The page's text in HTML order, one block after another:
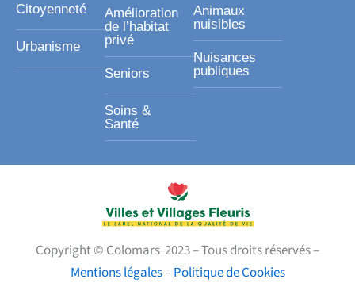
Citoyenneté
Urbanisme
Amélioration
de l’habitat
privé
Seniors
Soins &
Santé
Animaux
nuisibles
Nuisances
publiques
Copyright © Colomars 2023 – Tous droits réservés –
Mentions légales–Politique de Cookies